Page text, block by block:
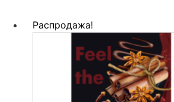
составляла
600,00 ₽.
Распродажа!